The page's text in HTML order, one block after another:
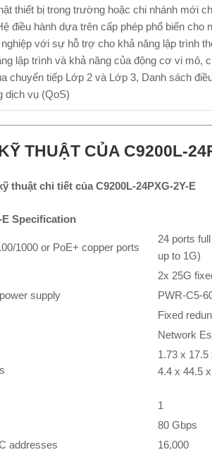
thiết bị trong trường hoặc chi nhánh mới
điều hành dựa trên cấp phép phổ biến cho
với sự hỗ trợ cho khả năng lập trình
lập trình và khả năng của động cơ vi mô,
chuyển tiếp Lớp 2 và Lớp 3, Danh sách
dịch vụ (QoS)
THUẬT CỦA C9200L-
thuật chi tiết của C9200L-24PXG-2Y-E
E Specification
1000 or PoE+ copper ports
24 ports
up to 1G)
2x 25G
supply
PWR-C5-
Fixed
Network
1.73 x
4.4 x 44.5
1
80 Gbps
addresses
16,000